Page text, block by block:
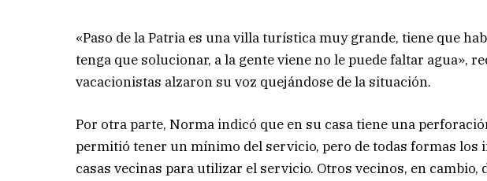
«Paso de la Patria es una villa turística muy grande, tiene que
tenga que solucionar, a la gente viene no le puede faltar agua»,
vacacionistas alzaron su voz quejándose de la situación.
Por otra parte, Norma indicó que en su casa tiene una
permitió tener un mínimo del servicio, pero de todas formas los
casas vecinas para utilizar el servicio. Otros vecinos, en cambio,